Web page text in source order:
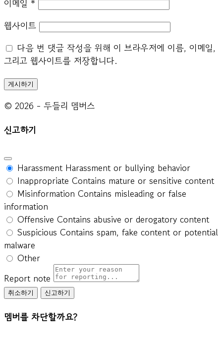
이메일 *
웹사이트
다음 번 댓글 작성을 위해 이 브라우저에 이름, 이메일,
그리고 웹사이트를 저장합니다.
© 2026 - 두들리 멤버스
신고하기
Harassment Harassment or bullying behavior
Inappropriate Contains mature or sensitive content
Misinformation Contains misleading or false
information
Offensive Contains abusive or derogatory content
Suspicious Contains spam, fake content or potential
malware
Other
Report note
신고하기
멤버를 차단할까요?